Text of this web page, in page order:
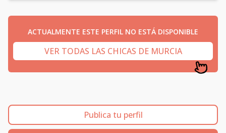
ACTUALMENTE ESTE PERFIL NO ESTÁ DISPONIBLE
VER TODAS LAS CHICAS DE MURCIA
Publica tu perfil